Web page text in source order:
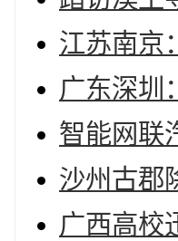
江苏南京
广东深圳
智能网联
沙州古郡
广西高校